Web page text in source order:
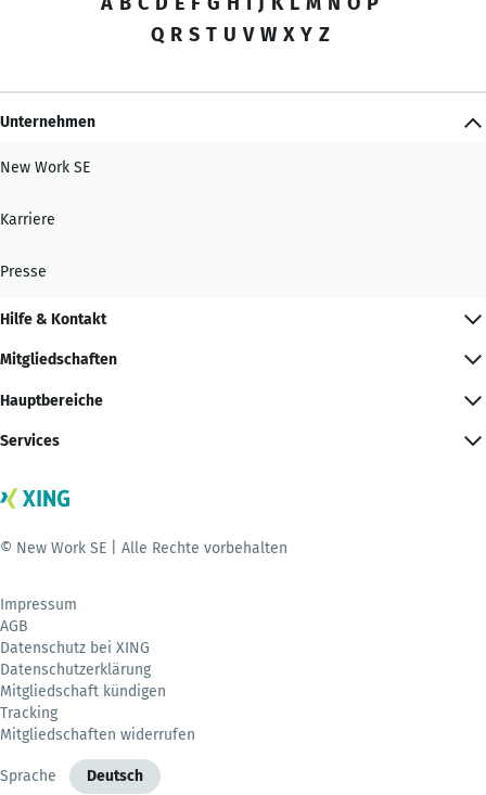
Q R S T U V W X Y Z
Unternehmen
New Work SE
Karriere
Presse
Hilfe & Kontakt
Mitgliedschaften
Hauptbereiche
Services
© New Work SE | Alle Rechte vorbehalten
Impressum
AGB
Datenschutz bei XING
Datenschutzerklärung
Mitgliedschaft kündigen
Tracking
Mitgliedschaften widerrufen
Sprache Deutsch